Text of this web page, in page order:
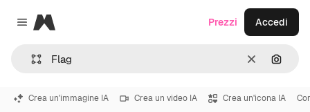
Close menu
Magnific
CancellaCerca
Prezzi Accedi
Crea un'immagine IA Crea un video IA Crea un'icona IA